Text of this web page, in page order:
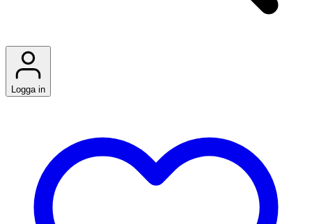
Logga in